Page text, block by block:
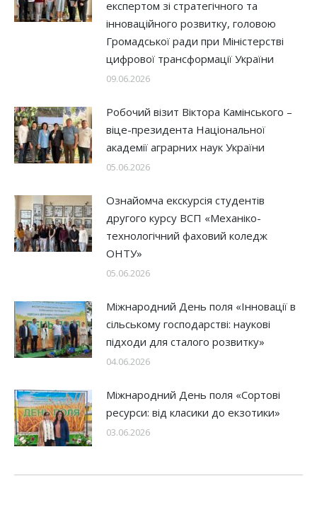
експертом зі стратегічного та
інноваційного розвитку, головою
Громадської ради при Міністерстві
цифрової трансформації України
09.06.2026
Робочий візит Віктора Камінського –
віце-президента Національної
академії аграрних наук України
05.06.2026
Ознайомча екскурсія студентів
другого курсу ВСП «Механіко-
технологічний фаховий коледж
ОНТУ»
05.06.2026
Міжнародний День поля «Інновації в
сільському господарстві: наукові
підходи для сталого розвитку»
04.06.2026
Міжнародний День поля «Сортові
ресурси: від класики до екзотики»
03.06.2026